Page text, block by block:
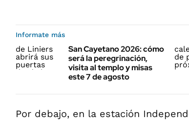
Informate más
San Cayetano 2026: cómo
será la peregrinación,
visita al templo y misas
este 7 de agosto
Por debajo, en la estación